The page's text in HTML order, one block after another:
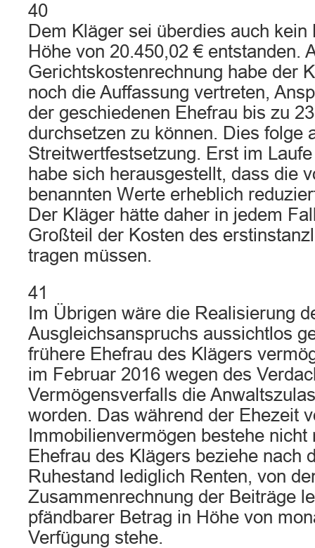
40
Dem Kläger sei überdies auch kein
Höhe von 20.450,02 € entstanden.
Gerichtskostenrechnung habe der
noch die Auffassung vertreten,
der geschiedenen Ehefrau bis zu
durchsetzen zu können. Dies folge
Streitwertfestsetzung. Erst im
habe sich herausgestellt, dass die
benannten Werte erheblich
Der Kläger hätte daher in jedem
Großteil der Kosten des
tragen müssen.
41
Im Übrigen wäre die Realisierung
Ausgleichsanspruchs aussichtlos
frühere Ehefrau des Klägers
im Februar 2016 wegen des
Vermögensverfalls die
worden. Das während der Ehezeit
Immobilienvermögen bestehe
Ehefrau des Klägers beziehe nach
Ruhestand lediglich Renten, von
Zusammenrechnung der Beiträge
pfändbarer Betrag in Höhe von
Verfügung stehe.